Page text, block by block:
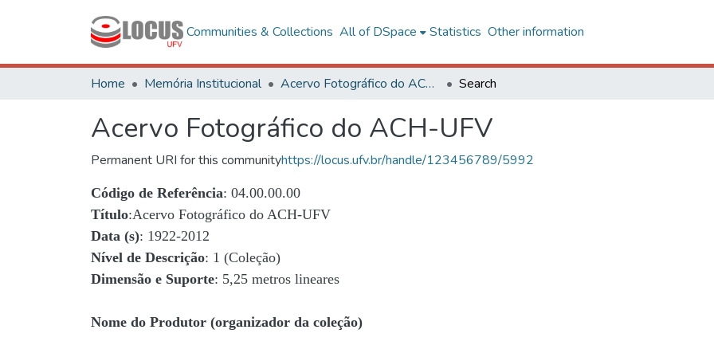
Communities & Collections All of DSpace Statistics Other information
Home Memória Institucional Acervo Fotográfico do ACH-UFV Search
Acervo Fotográfico do ACH-UFV
Permanent URI for this communityhttps://locus.ufv.br/handle/123456789/5992
Código de Referência: 04.00.00.00
Título:Acervo Fotográfico do ACH-UFV
Data (s): 1922-2012
Nível de Descrição: 1 (Coleção)
Dimensão e Suporte: 5,25 metros lineares
Nome do Produtor (organizador da coleção)